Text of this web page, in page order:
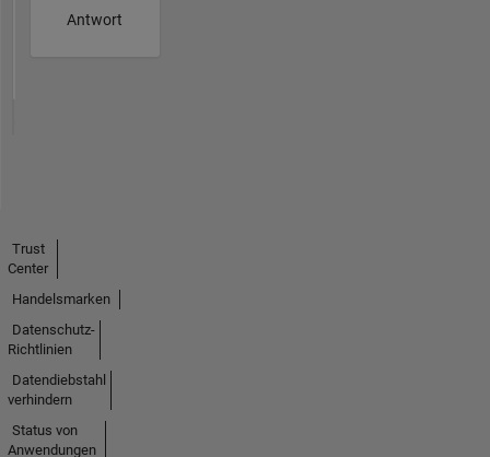
Antwort
Trust
Center
Handelsmarken
Datenschutz-
Richtlinien
Datendiebstahl
verhindern
Status von
Anwendungen